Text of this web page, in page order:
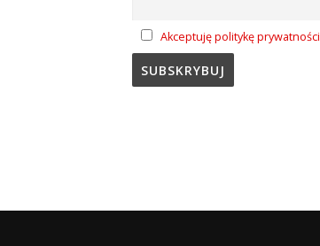
Akceptuję politykę prywatności